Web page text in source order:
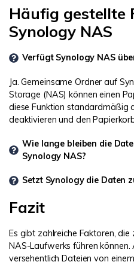
Häufig gestellte
Synology NAS
Verfügt Synology NAS
Ja. Gemeinsame Ordner auf
Storage (NAS) können einen
diese Funktion standardmäßig
deaktivieren und den
Wie lange bleiben die
Synology NAS?
Setzt Synology die Daten
Fazit
Es gibt zahlreiche Faktoren,
NAS-Laufwerks führen
versehentlich Dateien von